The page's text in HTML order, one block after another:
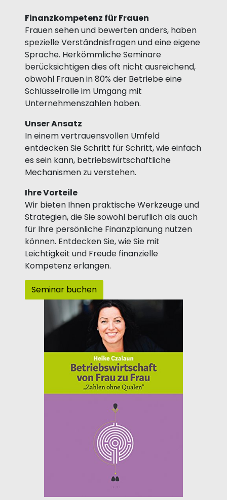
Finanzkompetenz für Frauen
Frauen sehen und bewerten anders, haben
spezielle Verständnisfragen und eine eigene
Sprache. Herkömmliche Seminare
berücksichtigen dies oft nicht ausreichend,
obwohl Frauen in 80% der Betriebe eine
Schlüsselrolle im Umgang mit
Unternehmenszahlen haben.
Unser Ansatz
In einem vertrauensvollen Umfeld
entdecken Sie Schritt für Schritt, wie einfach
es sein kann, betriebswirtschaftliche
Mechanismen zu verstehen.
Ihre Vorteile
Wir bieten Ihnen praktische Werkzeuge und
Strategien, die Sie sowohl beruflich als auch
für Ihre persönliche Finanzplanung nutzen
können. Entdecken Sie, wie Sie mit
Leichtigkeit und Freude finanzielle
Kompetenz erlangen.
Seminar buchen